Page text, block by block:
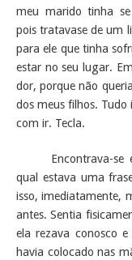
meu marido tinha
pois tratavase de um
para ele que tinha
estar no seu lugar.
dor, porque não
dos meus filhos.
com ir. Tecla.
Encontrava-
qual estava uma
isso, imediatamente,
antes. Sentia
ela rezava conosco
havia colocado nas